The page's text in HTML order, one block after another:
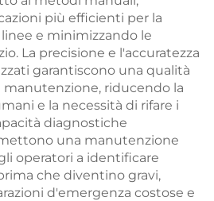
più efficienti per la
e minimizzando le
La precisione e l'accuratezza
garantiscono una qualità
riducendo la
e la necessità di rifare i
diagnostiche
una manutenzione
operatori a identificare
che diventino gravi,
d'emergenza costose e